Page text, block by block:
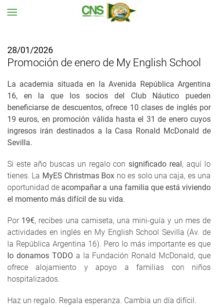
28/01/2026
Promoción de enero de My English School
La academia situada en la Avenida República Argentina
16, en la que los socios del Club Náutico pueden
beneficiarse de descuentos, ofrece 10 clases de inglés por
19 euros, en promoción válida hasta el 31 de enero cuyos
ingresos irán destinados a la Casa Ronald McDonald de
Sevilla.
Si este año buscas un regalo consignificado real, aquí lo
tienes. La MyES Christmas Box no es solo una caja, es una
oportunidad de acompañar a una familia que está viviendo
el momento más difícil de su vida.
Por 19€, recibes una camiseta, una mini-guía y un mes de
actividades en inglés en My English School Sevilla (Av. de
la República Argentina 16). Pero lo más importante es que
lo donamos TODO a la Fundación Ronald McDonald, que
ofrece alojamiento y apoyo a familias con niños
hospitalizados.
Haz un regalo. Regala esperanza. Cambia un día difícil.